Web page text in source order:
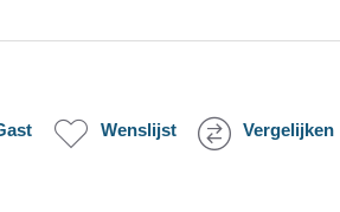
Wenslijst Vergelijken